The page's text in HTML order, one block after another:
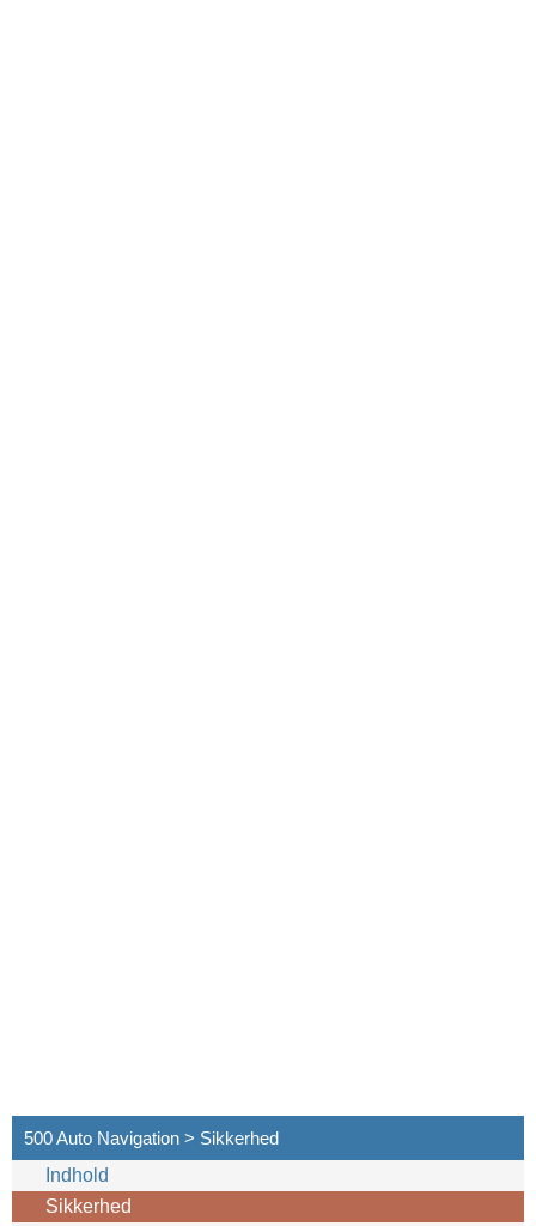
500 Auto Navigation > Sikkerhed
Indhold
Sikkerhed